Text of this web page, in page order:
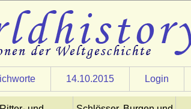
14.10.2015 Login